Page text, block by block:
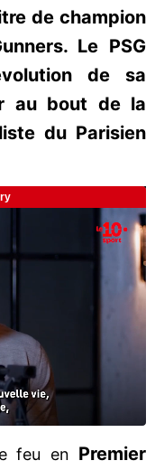
de champion
Le PSG
de sa
au bout de la
du Parisien
feu en Premier